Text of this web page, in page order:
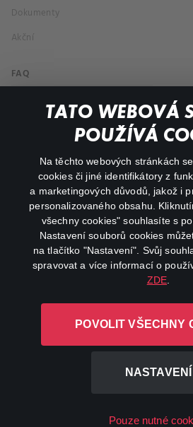
TATO WEBOVÁ
POUŽÍVÁ
Na těchto webových stránkách
cookies či jiné identifikátory z
a marketingových důvodů, jakož i
personalizovaného obsahu.
všechny cookies" souhlasíte s
Nastavení souborů cookies
na tlačítko "Nastavení". Svůj
spravovat a více informací o
ZDE
POVOLIT VŠECHNY
NASTAVENÍ
Pouze nutné
Dokumenty
Akční
FAQ
Můj účet
Důležité odkazy
facebook
L-1246 Luxembourg R.C.S.